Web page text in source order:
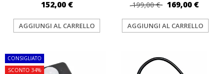
152,00 €
AGGIUNGI AL CARRELLO
199,00 € 169,00 €
AGGIUNGI AL CARRELLO
CONSIGLIATO
SCONTO 34%